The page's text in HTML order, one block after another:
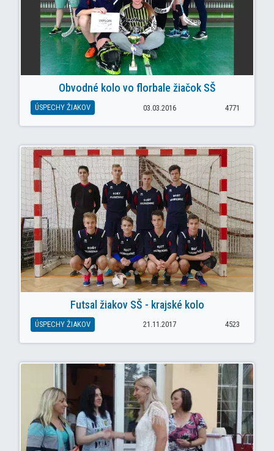
Obvodné kolo vo florbale žiačok SŠ
ÚSPECHY ŽIAKOV 03.03.2016 4771
Futsal žiakov SŠ - krajské kolo
ÚSPECHY ŽIAKOV 21.11.2017 4523